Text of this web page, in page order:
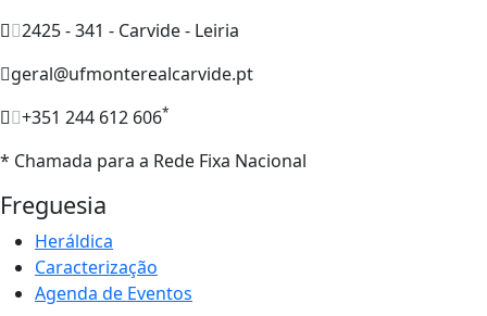
2425 - 341 - Carvide - Leiria
geral@ufmonterealcarvide.pt
+351 244 612 606*
* Chamada para a Rede Fixa Nacional
Freguesia
Heráldica
Caracterização
Agenda de Eventos